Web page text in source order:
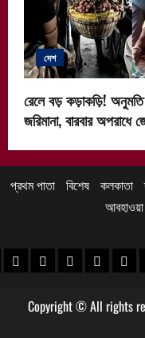
দেশ
রেলে বড় কড়াকড়ি! অনুমতি
জরিমানা, বারবার অপরাধে
প্রথম পাতা বিশেষ কলকাতা
আবহাওয়া
খবর
খবর
পুরুলিয়া খবর
বাঁকুড়া খবরপশ্চিম বর্ধমান
পূর্ব বর্ধমান
Copyright © All rights